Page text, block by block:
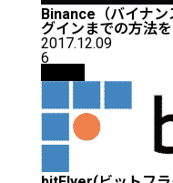
Binance（バイナン
グインまでの方法
2017.12.09
6